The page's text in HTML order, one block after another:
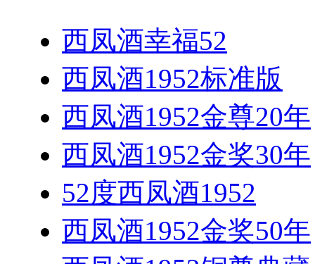
西凤酒幸福52
西凤酒1952标准版
西凤酒1952金尊20年
西凤酒1952金奖30年
52度西凤酒1952
西凤酒1952金奖50年